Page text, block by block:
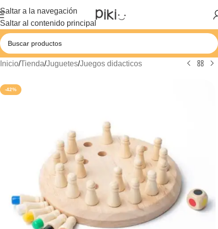
Saltar a la navegación
Saltar al contenido principal
Inicio/Tienda/Juguetes/Juegos didacticos
-42%